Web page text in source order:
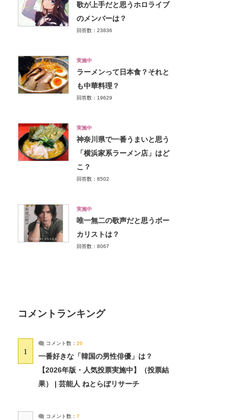
歌が上手だと思うホロライブ
のメンバーは？
回答数：23836
実施中
ラーメンって日本食？それと
も中華料理？
回答数：19629
実施中
神奈川県で一番うまいと思う
「横浜家系ラーメン店」はど
こ？
回答数：8502
実施中
唯一無二の歌声だと思うボー
カリストは？
回答数：8067
コメントランキング
1
コメント数： 20
一番好きな「韓国の男性俳優」は？
【2026年版・人気投票実施中】（投票結
果） | 芸能人 ねとらぼリサーチ
コメント数： 7